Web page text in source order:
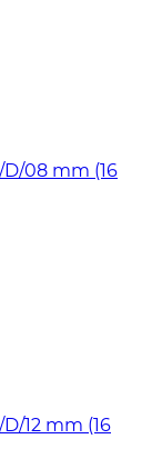
08 mm (16
12 mm (16